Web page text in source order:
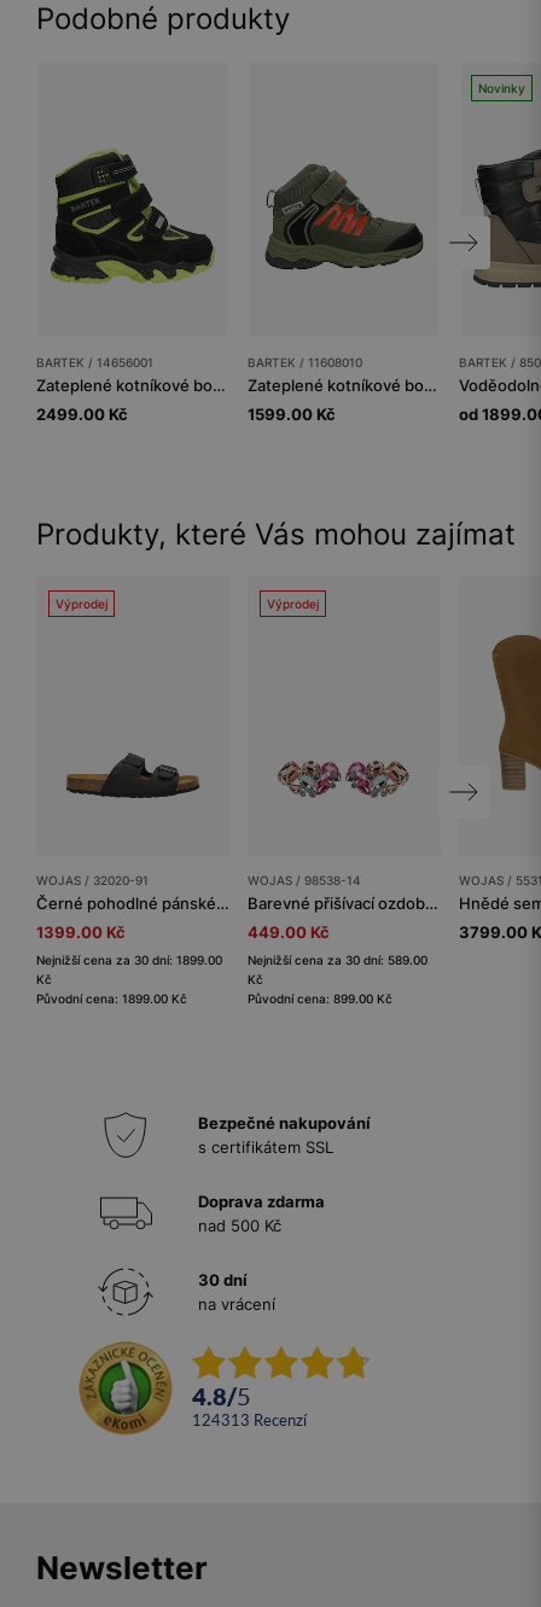
Podobné produkty
BARTEK / 14656001
Zateplené kotníkové boty BARTEK 14656001, pro chlapce, černo-zelené
2499.00 Kč
BARTEK / 11608010
Zateplené kotníkové boty BARTEK 11608010, zelené
1599.00 Kč
Novinky
BARTEK /
od
Produkty, které Vás mohou zajímat
Výprodej
WOJAS / 32020-91
Černé pohodlné pánské pantofle na korkové podrážce
1399.00 Kč
Nejnižší cena za 30 dní: 1899.00
Kč
Původní cena: 1899.00 Kč
Výprodej
WOJAS / 98538-14
Barevné přišívací ozdoby ve formě krystalků
449.00 Kč
Nejnižší cena za 30 dní: 589.00
Kč
Původní cena: 899.00 Kč
WOJAS /
3799.00
Bezpečné nakupování
s certifikátem SSL
Doprava zdarma
nad 500 Kč
30 dní
na vrácení
4.8/5
124313 recenzí
Newsletter